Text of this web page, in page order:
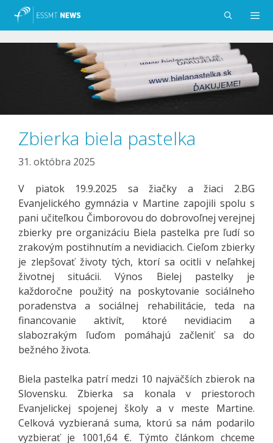
Preskočiť
Menu
Zbierka biela pastelka
31. októbra 2025
V piatok 19.9.2025 sa žiačky a žiaci 2.BG
Evanjelického gymnázia v Martine zapojili spolu s
pani učiteľkou Čimborovou do dobrovoľnej verejnej
zbierky pre organizáciu Biela pastelka pre ľudí so
zrakovým postihnutím a nevidiacich.Cieľom zbierky
je zlepšovať životy tých, ktorí sa ocitli v neľahkej
životnej situácii. Výnos Bielej pastelky je
každoročne použitý na poskytovanie sociálneho
poradenstva a sociálnej rehabilitácie, teda na
financovanie aktivít, ktoré nevidiacim a
slabozrakým ľuďom pomáhajú začleniť sa do
bežného života.
Biela pastelka patrí medzi 10 najväčších zbierok na
Slovensku. Zbierka sa konala v priestoroch
Evanjelickej spojenej školy a v meste Martine.
Celková vyzbieraná suma, ktorú sa nám podarilo
vyzbierať je 1001,64 €. Týmto článkom chceme